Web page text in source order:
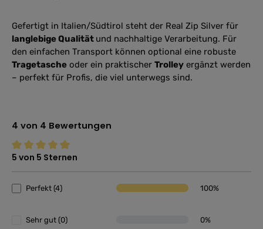
Gefertigt in Italien/Südtirol steht der Real Zip Silver für
langlebige Qualität und nachhaltige Verarbeitung. Für
den einfachen Transport können optional eine robuste
Tragetasche oder ein praktischer Trolley ergänzt werden
– perfekt für Profis, die viel unterwegs sind.
4 von 4 Bewertungen
Durchschnittliche Bewertung von 5 von 5 Sternen
5 von 5 Sternen
Perfekt (4) 100%
Sehr gut (0) 0%